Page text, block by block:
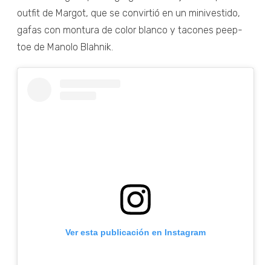
outfit de Margot, que se convirtió en un minivestido,
gafas con montura de color blanco y tacones peep-
toe de Manolo Blahnik.
Ver esta publicación en Instagram